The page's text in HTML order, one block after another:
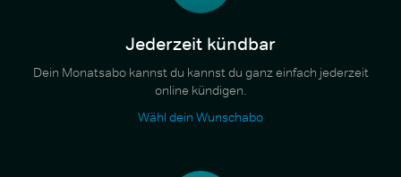
Jederzeit kündbar
Dein Monatsabo kannst du kannst du ganz einfach jederzeit
online kündigen.
Wähl dein Wunschabo